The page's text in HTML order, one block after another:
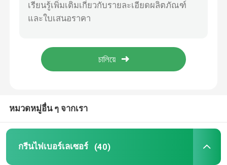
สินค้า
หมวดหมู่อื่น ๆ จากเรา
กรีนไฟเบอร์เลเซอร์ (40)